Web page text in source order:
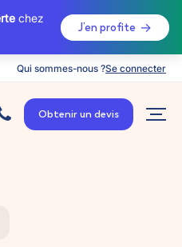
chez
J’en profite
Qui sommes-nous ?Se connecter
Obtenir un devis